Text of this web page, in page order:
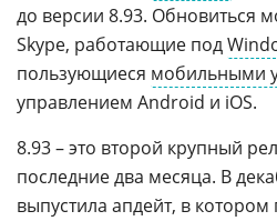
до версии 8.93. Обновиться
Skype, работающие под
пользующиеся мобильными
управлением Android и iOS.
8.93 – это второй крупный
последние два месяца. В
выпустила апдейт, в